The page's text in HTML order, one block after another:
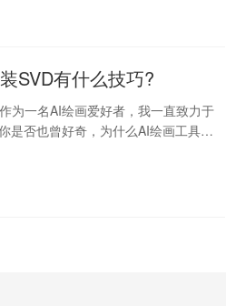
SVD有什么技巧?
为一名AI绘画爱好者，我一直致力于
是否也曾好奇，为什么AI绘画工具